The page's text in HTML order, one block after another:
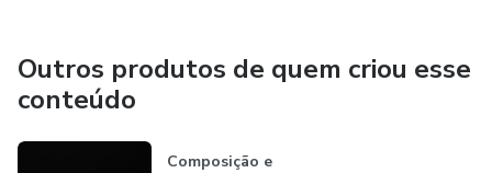
Outros produtos de quem criou esse
conteúdo
Composição e